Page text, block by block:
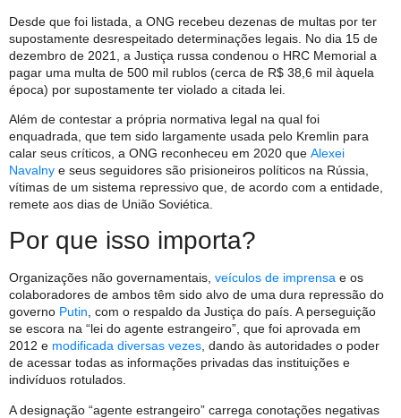
Desde que foi listada, a ONG recebeu dezenas de multas por ter
supostamente desrespeitado determinações legais. No dia 15 de
dezembro de 2021, a Justiça russa condenou o HRC Memorial a
pagar uma multa de 500 mil rublos (cerca de R$ 38,6 mil àquela
época) por supostamente ter violado a citada lei.
Além de contestar a própria normativa legal na qual foi
enquadrada, que tem sido largamente usada pelo Kremlin para
calar seus críticos, a ONG reconheceu em 2020 que Alexei
Navalny e seus seguidores são prisioneiros políticos na Rússia,
vítimas de um sistema repressivo que, de acordo com a entidade,
remete aos dias de União Soviética.
Por que isso importa?
Organizações não governamentais, veículos de imprensa e os
colaboradores de ambos têm sido alvo de uma dura repressão do
governo Putin, com o respaldo da Justiça do país. A perseguição
se escora na “lei do agente estrangeiro”, que foi aprovada em
2012 e modificada diversas vezes, dando às autoridades o poder
de acessar todas as informações privadas das instituições e
indivíduos rotulados.
A designação “agente estrangeiro” carrega conotações negativas